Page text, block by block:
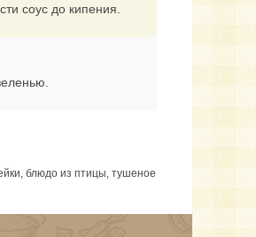
соус до кипения.
блюдо из птицы, тушеное